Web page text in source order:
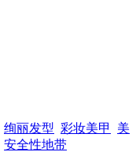
绚丽发型 彩妆美甲
美
安全性地带